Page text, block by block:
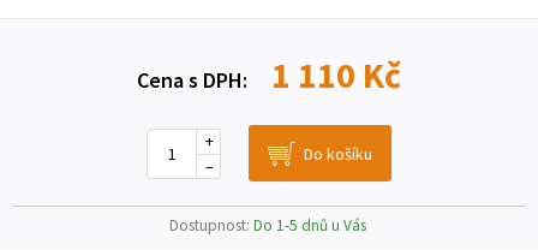
Cena s DPH: 1 110 Kč
–
+
Dostupnost: Do 1-5 dnů u Vás